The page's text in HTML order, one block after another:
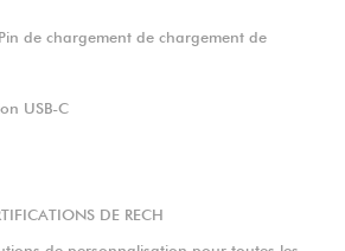
de chargement de chargement de
USB-C
DE RECH